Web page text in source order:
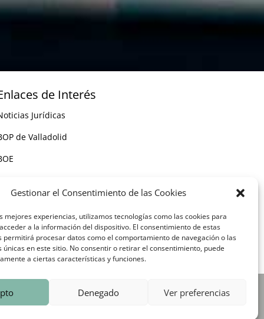
Gestionar el Consentimiento de las Cookies
mejores experiencias, utilizamos tecnologías como las cookies para
a la información del dispositivo. El consentimiento de estas
permitirá procesar datos como el comportamiento de navegación o las
únicas en este sitio. No consentir o retirar el consentimiento, puede
a ciertas características y funciones.
Denegado Ver preferencias
de Interés
Jurídicas
de Valladolid